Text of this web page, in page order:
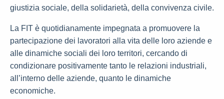
giustizia sociale, della solidarietà, della convivenza civile.
La FIT è quotidianamente impegnata a promuovere la
partecipazione dei lavoratori alla vita delle loro aziende e
alle dinamiche sociali dei loro territori, cercando di
condizionare positivamente tanto le relazioni industriali,
all’interno delle aziende, quanto le dinamiche
economiche.